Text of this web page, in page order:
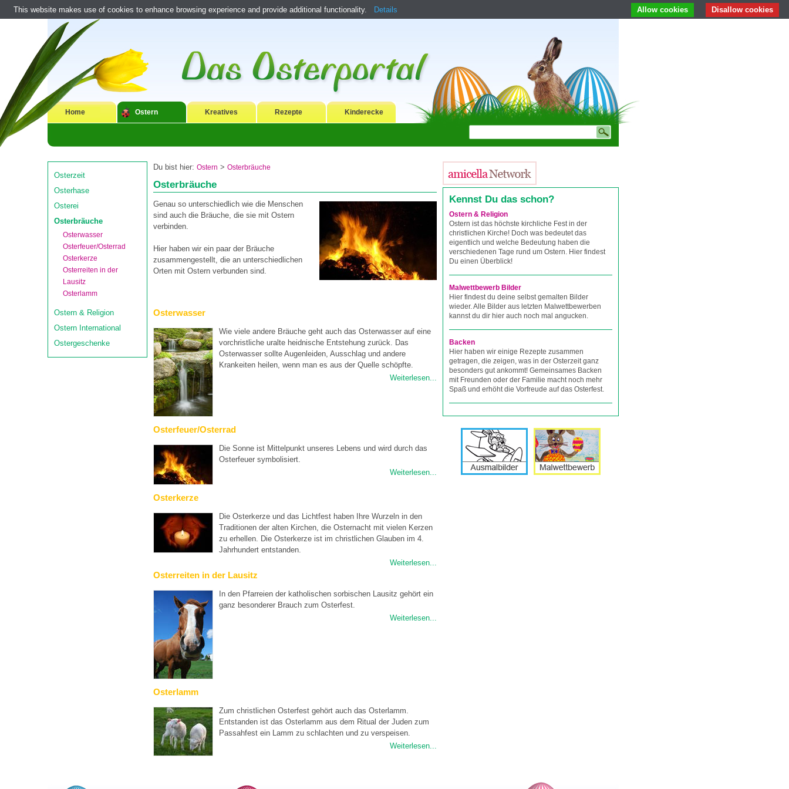
Home Ostern Kreatives Rezepte Kinderecke
Osterzeit
Osterhase
Osterei
Osterbräuche
Osterwasser
Osterfeuer/Osterrad
Osterkerze
Osterreiten in der
Lausitz
Osterlamm
Ostern & Religion
Ostern International
Ostergeschenke
Du bist hier: Ostern > Osterbräuche
Osterbräuche
Genau so unterschiedlich wie die Menschen
sind auch die Bräuche, die sie mit Ostern
verbinden.
Hier haben wir ein paar der Bräuche
zusammengestellt, die an unterschiedlichen
Orten mit Ostern verbunden sind.
Osterwasser
Wie viele andere Bräuche geht auch das Osterwasser auf eine
vorchristliche uralte heidnische Entstehung zurück. Das
Osterwasser sollte Augenleiden, Ausschlag und andere
Krankeiten heilen, wenn man es aus der Quelle schöpfte.
Weiterlesen...
Osterfeuer/Osterrad
Die Sonne ist Mittelpunkt unseres Lebens und wird durch das
Osterfeuer symbolisiert.
Weiterlesen...
Osterkerze
Die Osterkerze und das Lichtfest haben Ihre Wurzeln in den
Traditionen der alten Kirchen, die Osternacht mit vielen Kerzen
zu erhellen. Die Osterkerze ist im christlichen Glauben im 4.
Jahrhundert entstanden.
Weiterlesen...
Osterreiten in der Lausitz
In den Pfarreien der katholischen sorbischen Lausitz gehört ein
ganz besonderer Brauch zum Osterfest.
Weiterlesen...
Osterlamm
Zum christlichen Osterfest gehört auch das Osterlamm.
Entstanden ist das Osterlamm aus dem Ritual der Juden zum
Passahfest ein Lamm zu schlachten und zu verspeisen.
Weiterlesen...
Kennst Du das schon?
Ostern & Religion
Ostern ist das höchste kirchliche Fest in der
christlichen Kirche! Doch was bedeutet das
eigentlich und welche Bedeutung haben die
verschiedenen Tage rund um Ostern. Hier findest
Du einen Überblick!
Malwettbewerb Bilder
Hier findest du deine selbst gemalten Bilder
wieder. Alle Bilder aus letzten Malwettbewerben
kannst du dir hier auch noch mal angucken.
Backen
Hier haben wir einige Rezepte zusammen
getragen, die zeigen, was in der Osterzeit ganz
besonders gut ankommt! Gemeinsames Backen
mit Freunden oder der Familie macht noch mehr
Spaß und erhöht die Vorfreude auf das Osterfest.
This website makes use of cookies to enhance browsing experience and provide additional functionality. Details Disallow cookies
Allow cookies